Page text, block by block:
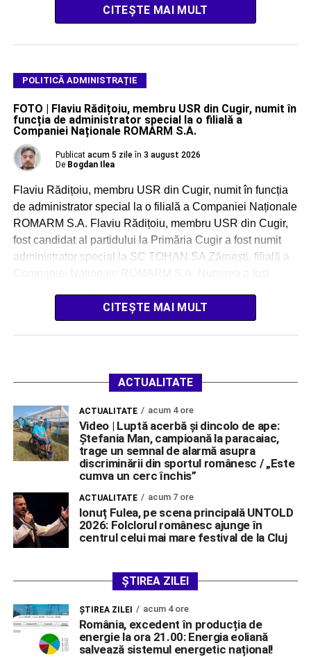
CITEȘTE MAI MULT
POLITICĂ ADMINISTRAȚIE
FOTO | Flaviu Rădițoiu, membru USR din Cugir, numit în
funcția de administrator special la o filială a
Companiei Naționale ROMARM S.A.
Publicat acum 5 zile în 3 august 2026
De Bogdan Ilea
Flaviu Rădițoiu, membru USR din Cugir, numit în funcția
de administrator special la o filială a Companiei Naționale
ROMARM S.A. Flaviu Rădițoiu, membru USR din Cugir,
fost candidat al partidului la Primăria Cugir a fost numit
administrator special la SC TOHAN SA Zărnești, filială a
CITEȘTE MAI MULT
ACTUALITATE
ACTUALITATE acum 4 ore
Video | Luptă acerbă și dincolo de ape:
Ștefania Man, campioană la paracaiac,
trage un semnal de alarmă asupra
discriminării din sportul românesc / „Este
cumva un cerc închis”
ACTUALITATE acum 7 ore
Ionuț Fulea, pe scena principală UNTOLD
2026: Folclorul românesc ajunge în
centrul celui mai mare festival de la Cluj
ȘTIREA ZILEI
ŞTIREA ZILEI acum 4 ore
România, excedent în producția de
energie la ora 21.00: Energia eoliană
salvează sistemul energetic național!